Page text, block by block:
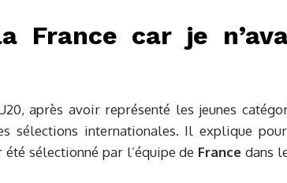
France car je
après avoir représenté les jeunes
sélections internationales. Il explique
sélectionné par l’équipe de France dans